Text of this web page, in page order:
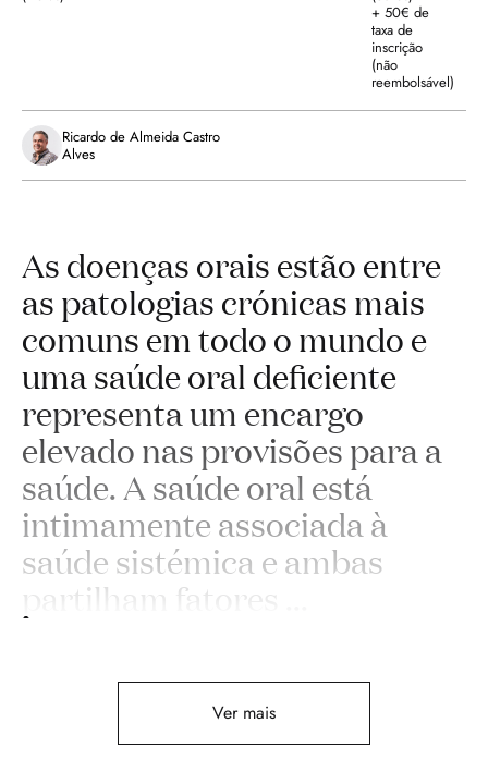
+ 50€ de
taxa de
inscrição
(não
reembolsável)
Ricardo de Almeida Castro
Alves
As doenças orais estão entre
as patologias crónicas mais
comuns em todo o mundo e
uma saúde oral deficiente
representa um encargo
elevado nas provisões para a
saúde. A saúde oral está
intimamente associada à
saúde sistémica e ambas
partilham fatores
Ver mais